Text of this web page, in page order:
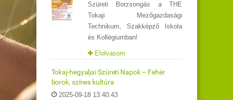
Szüreti Borzsongás a THE
Tokaji Mezőgazdasági
Technikum, Szakképző Iskola
és Kollégiumban!
Elolvasom
Tokaj-hegyaljai Szüreti Napok – Fehér
borok, színes kultúra
2025-09-18 13:40:43